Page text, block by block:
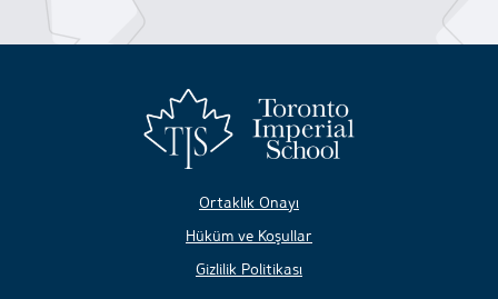
Ortaklık Onayı
Hüküm ve Koşullar
Gizlilik Politikası